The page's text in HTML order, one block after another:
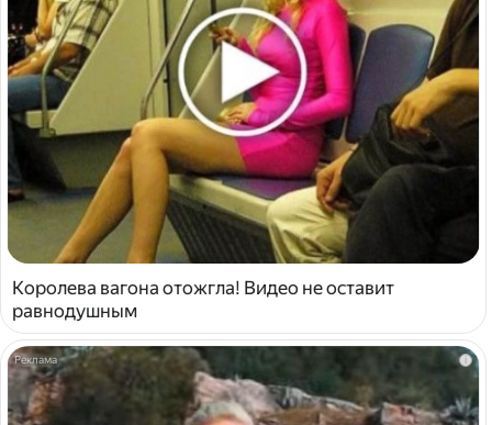
Королева вагона отожгла! Видео не оставит
равнодушным
i